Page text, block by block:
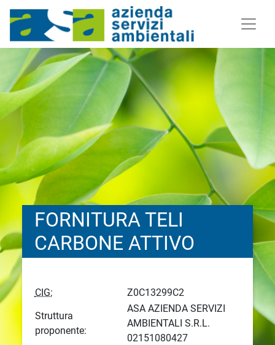
FORNITURA TELI
CARBONE ATTIVO
CIG:
Z0C13299C2
Struttura
proponente:
ASA AZIENDA SERVIZI
AMBIENTALI S.R.L.
02151080427